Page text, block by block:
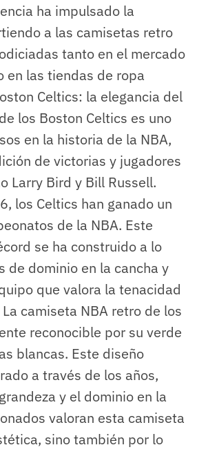
ha impulsado la
a las camisetas retro
tanto en el mercado
en las tiendas de ropa
Celtics: la elegancia del
los Boston Celtics es uno
en la historia de la NBA,
de victorias y jugadores
Larry Bird y Bill Russell.
los Celtics han ganado un
de la NBA. Este
se ha construido a lo
de dominio en la cancha y
que valora la tenacidad
camiseta NBA retro de los
reconocible por su verde
blancas. Este diseño
a través de los años,
y el dominio en la
valoran esta camiseta
sino también por lo